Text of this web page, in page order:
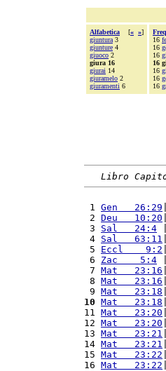
Alfabetica [« »]
giuntura 3
giunture 4
giuoco 2
giura 16
giurai 14
giuramelo 2
giuramenti 6
16
16
16
16
16
16
16
Libro
1 Gen   26:29
2 Deu   10:20
3 Sal   24:4
4 Sal   63:11
5 Eccl    9:2
6 Zac    5:4
7 Mat   23:16
8 Mat   23:16
9 Mat   23:18
10 Mat   23:18
11 Mat   23:20
12 Mat   23:20
13 Mat   23:21
14 Mat   23:21
15 Mat   23:22
16 Mat   23:22